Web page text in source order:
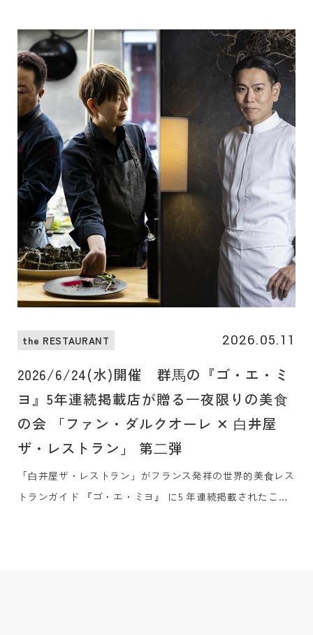
なかで初開催される『第⼀回 前橋国際芸術祭 2026』のプロ
グラムのひとつとして共に前橋のまちなかを彩ります。
the RESTAURANT 2026.05.11
2026/6/24(水)開催 群⾺の『ゴ・エ・ミ
ヨ』5年連続掲載店が贈る⼀夜限りの美⾷
の会 「ファン・ダルクオーレ ✕ ⽩井屋
ザ・レストラン」 第⼆弾
「⽩井屋ザ・レストラン」がフランス発祥の世界的美⾷レス
トランガイド 『ゴ・エ・ミヨ』 に5 年連続掲載されたこと